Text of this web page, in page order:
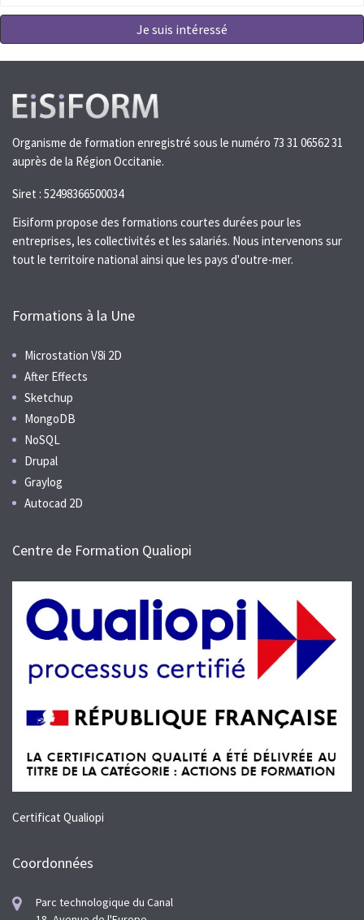
Je suis intéressé
Organisme de formation enregistré sous le numéro 73 31 06562 31
auprès de la Région Occitanie.
Siret : 52498366500034
Eisiform propose des formations courtes durées pour les
entreprises, les collectivités et les salariés. Nous intervenons sur
tout le territoire national ainsi que les pays d'outre-mer.
Formations à la Une
Microstation V8i 2D
After Effects
Sketchup
MongoDB
NoSQL
Drupal
Graylog
Autocad 2D
Centre de Formation Qualiopi
Certificat Qualiopi
Coordonnées
Parc technologique du Canal